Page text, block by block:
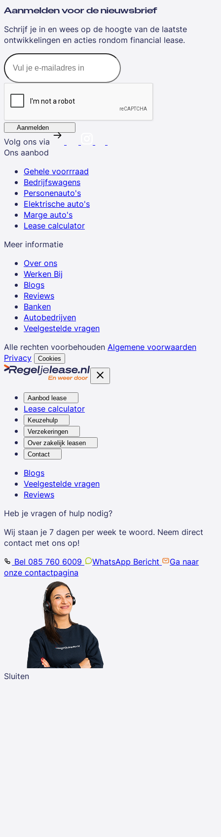
Aanmelden voor de nieuwsbrief
Schrijf je in en wees op de hoogte van de laatste
ontwikkelingen en acties rondom financial lease.
Aanmelden
Volg ons via
Ons aanbod
Gehele voorrraad
Bedrijfswagens
Personenauto's
Elektrische auto's
Marge auto's
Lease calculator
Meer informatie
Over ons
Werken Bij
Blogs
Reviews
Banken
Autobedrijven
Veelgestelde vragen
Alle rechten voorbehouden Algemene voorwaarden
Privacy
Cookies
Aanbod lease
Lease calculator
Keuzehulp
Verzekeringen
Over zakelijk leasen
Contact
Blogs
Veelgestelde vragen
Reviews
Heb je vragen of hulp nodig?
Wij staan je 7 dagen per week te woord. Neem direct
contact met ons op!
Bel 085 760 6009
WhatsApp Bericht
Ga naar
onze contactpagina
Sluiten